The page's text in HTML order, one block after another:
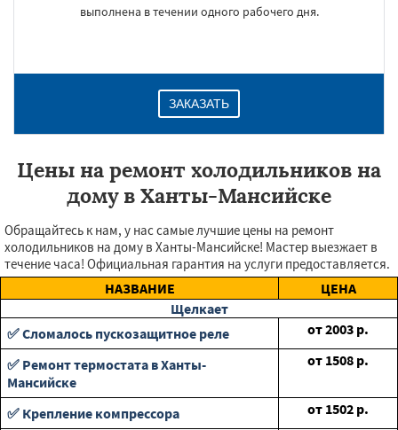
выполнена в течении одного рабочего дня.
ЗАКАЗАТЬ
Цены на ремонт холодильников на
дому в Ханты-Мансийске
Обращайтесь к нам, у нас самые лучшие цены на ремонт
холодильников на дому в Ханты-Мансийске! Мастер выезжает в
течение часа! Официальная гарантия на услуги предоставляется.
НАЗВАНИЕ
ЦЕНА
Щелкает
✅ Сломалось пускозащитное реле
от2003 р.
✅ Ремонт термостата в Ханты-
Мансийске
от 1508 р.
✅ Крепление компрессора от 1502 р.